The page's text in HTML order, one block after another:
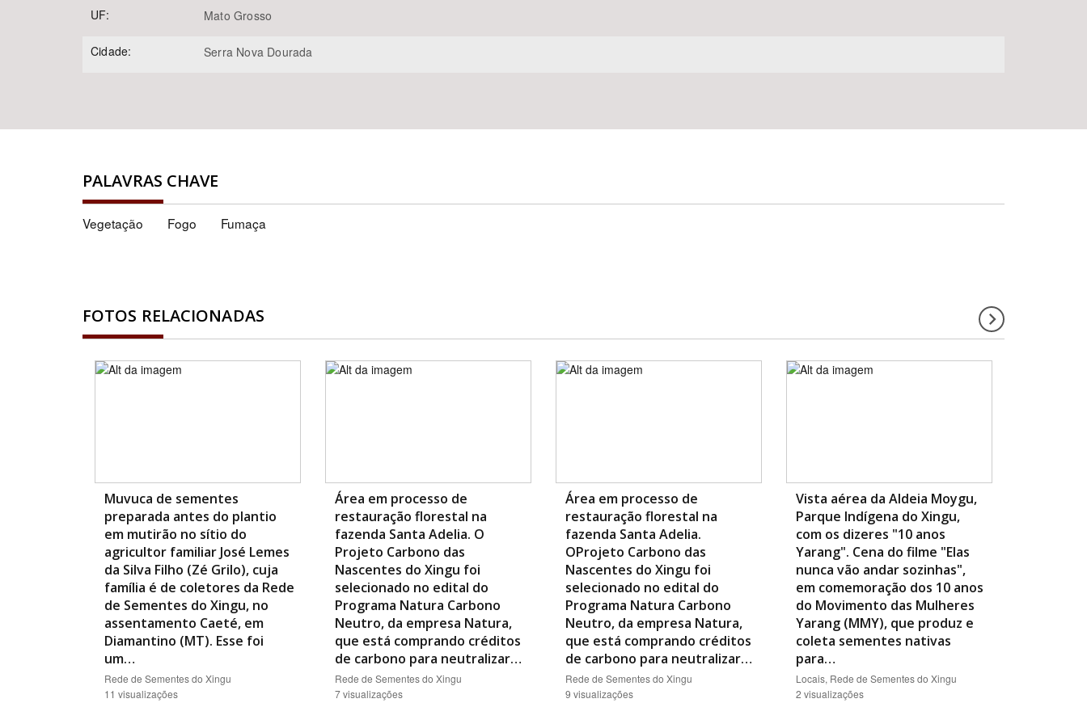
UF: Mato Grosso
Cidade: Serra Nova Dourada
PALAVRAS CHAVE
Vegetação Fogo Fumaça
FOTOS RELACIONADAS
Muvuca de sementes
preparada antes do plantio
em mutirão no sítio do
agricultor familiar José Lemes
da Silva Filho (Zé Grilo), cuja
família é de coletores da Rede
de Sementes do Xingu, no
assentamento Caeté, em
Diamantino (MT). Esse foi
um…
Rede de Sementes do Xingu
11 visualizações
Área em processo de
restauração florestal na
fazenda Santa Adelia. O
Projeto Carbono das
Nascentes do Xingu foi
selecionado no edital do
Programa Natura Carbono
Neutro, da empresa Natura,
que está comprando créditos
de carbono para neutralizar…
Rede de Sementes do Xingu
7 visualizações
Área em processo de
restauração florestal na
fazenda Santa Adelia.
OProjeto Carbono das
Nascentes do Xingu foi
selecionado no edital do
Programa Natura Carbono
Neutro, da empresa Natura,
que está comprando créditos
de carbono para neutralizar…
Rede de Sementes do Xingu
9 visualizações
Vista aérea da Aldeia Moygu,
Parque Indígena do Xingu,
com os dizeres "10 anos
Yarang". Cena do filme "Elas
nunca vão andar sozinhas",
em comemoração dos 10 anos
do Movimento das Mulheres
Yarang (MMY), que produz e
coleta sementes nativas
para…
Locais, Rede de Sementes do Xingu
2 visualizações